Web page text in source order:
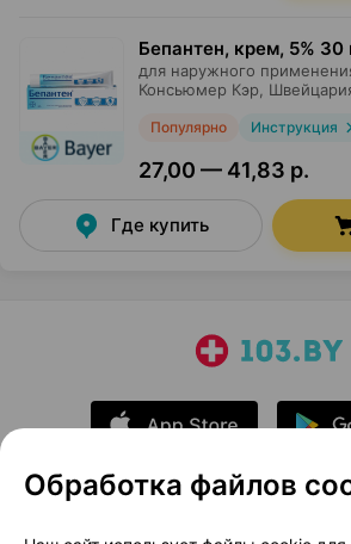
Бепантен, крем, 5% 30
для наружного
Консьюмер Кэр,
Популярно Инструкция
27,00 — 41,83 р.
Где купить
Обработка файлов